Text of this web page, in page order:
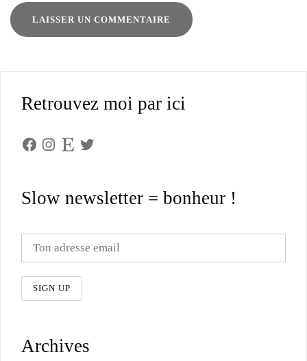
Retrouvez moi par ici
Facebook
Instagram
Etsy Twitter
Slow newsletter = bonheur !
Archives